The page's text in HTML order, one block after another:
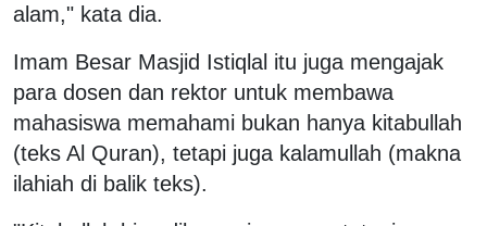
alam," kata dia.
Imam Besar Masjid Istiqlal itu juga mengajak
para dosen dan rektor untuk membawa
mahasiswa memahami bukan hanya kitabullah
(teks Al Quran), tetapi juga kalamullah (makna
ilahiah di balik teks).